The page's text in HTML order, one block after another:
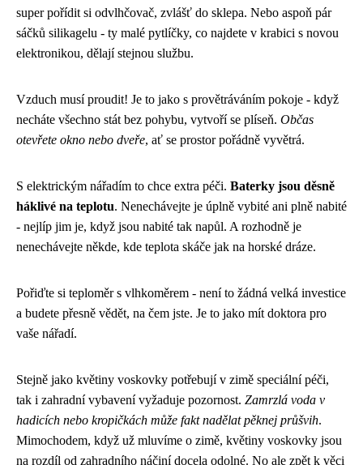
super pořídit si odvlhčovač, zvlášť do sklepa. Nebo aspoň pár
sáčků silikagelu - ty malé pytlíčky, co najdete v krabici s novou
elektronikou, dělají stejnou službu.
Vzduch musí proudit! Je to jako s provětráváním pokoje - když
necháte všechno stát bez pohybu, vytvoří se plíseň. Občas
otevřete okno nebo dveře, ať se prostor pořádně vyvětrá.
S elektrickým nářadím to chce extra péči. Baterky jsou děsně
háklivé na teplotu. Nenechávejte je úplně vybité ani plně nabité
- nejlíp jim je, když jsou nabité tak napůl. A rozhodně je
nenechávejte někde, kde teplota skáče jak na horské dráze.
Pořiďte si teploměr s vlhkoměrem - není to žádná velká investice
a budete přesně vědět, na čem jste. Je to jako mít doktora pro
vaše nářadí.
Stejně jako květiny voskovky potřebují v zimě speciální péči,
tak i zahradní vybavení vyžaduje pozornost. Zamrzlá voda v
hadicích nebo kropičkách může fakt nadělat pěknej průšvih.
Mimochodem, když už mluvíme o zimě, květiny voskovky jsou
na rozdíl od zahradního náčiní docela odolné. No ale zpět k věci